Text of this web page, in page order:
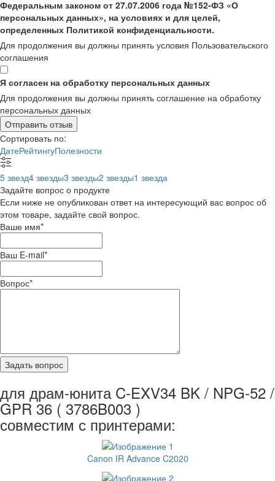
Федеральным законом от 27.07.2006 года №152-ФЗ «О
персональных данных», на условиях и для целей,
определенных Политикой конфиденциальности.
Для продолжения вы должны принять условия Пользовательского
соглашения
Я согласен на обработку персональных данных
Для продолжения вы должны принять соглашение на обработку
персональных данных
Отправить отзыв
Сортировать по:
ДатеРейтингуПолезности
5 звезд4 звезды3 звезды2 звезды1 звезда
Задайте вопрос о продукте
Если ниже не опубликован ответ на интересующий вас вопрос об
этом товаре, задайте свой вопрос.
Ваше имя*
Ваш E-mail*
Вопрос*
для драм-юнита C-EXV34 BK / NPG-52 /
GPR 36 ( 3786B003 )
совместим с принтерами:
Canon IR Advance C2020